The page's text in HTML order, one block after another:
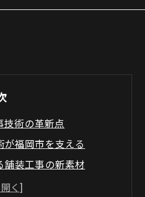
術の革新点
福岡市を支える
装工事の新素材
るデジタル技術